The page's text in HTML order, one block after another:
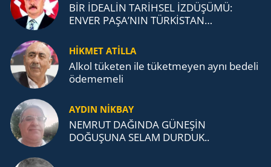
BİR İDEALİN TARİHSEL İZDÜŞÜMÜ:
ENVER PAŞA’NIN TÜRKİSTAN
TEŞKİLATI’NA UZANAN MİRASI
HİKMET ATİLLA
Alkol tü­ke­ten ile tü­ket­me­yen aynı be­de­li
öde­me­me­li
AYDIN NİKBAY
NEMRUT DAĞINDA GÜNEŞİN
DOĞUŞUNA SELAM DURDUK..